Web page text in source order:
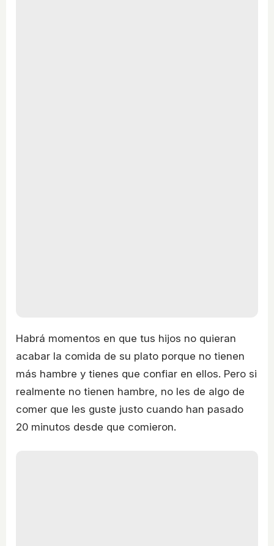
Habrá momentos en que tus hijos no quieran
acabar la comida de su plato porque no tienen
más hambre y tienes que confiar en ellos. Pero si
realmente no tienen hambre, no les de algo de
comer que les guste justo cuando han pasado
20 minutos desde que comieron.